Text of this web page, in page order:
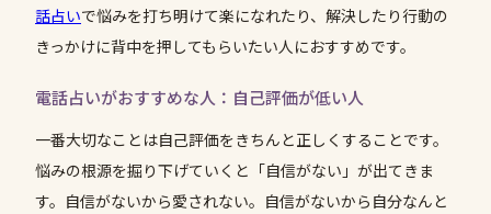
話占いで悩みを打ち明けて楽になれたり、解決したり行動の
きっかけに背中を押してもらいたい人におすすめです。
電話占いがおすすめな人：自己評価が低い人
一番大切なことは自己評価をきちんと正しくすることです。
悩みの根源を掘り下げていくと「自信がない」が出てきま
す。自信がないから愛されない。自信がないから自分なんと